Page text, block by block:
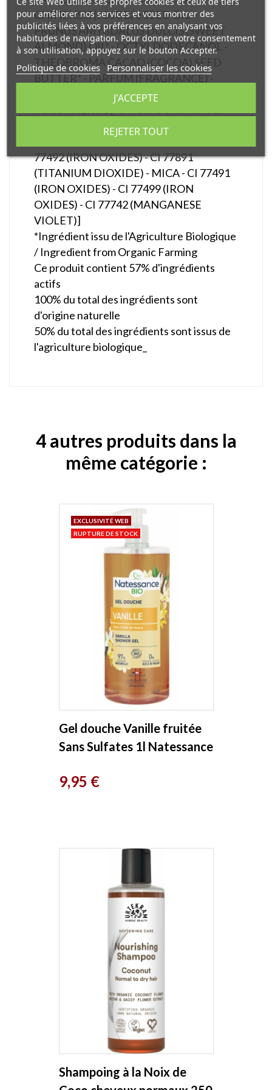
CHINENSIS (JOJOBA) SEED OIL* -
PRUNUS AMYGDALUS DULCIS (SWEET
ALMOND) OIL* - OCTYLDODECANOL -
THEOBROMA CACAO (COCOA) SEED
BUTTER* - PARFUM (FRAGRANCE) -
STEVIA REBAUDIANA EXTRACT -
75470 (CARMINE) - CI 77007
(ULTRAMARINES) - SILICA - KAOLIN - CI
77492 (IRON OXIDES) - CI 77891
(TITANIUM DIOXIDE) - MICA - CI 77491
(IRON OXIDES) - CI 77499 (IRON
OXIDES) - CI 77742 (MANGANESE
VIOLET)]
*Ingrédient issu de l'Agriculture Biologique
/ Ingredient from Organic Farming
Ce produit contient 57% d'ingrédients
actifs
100% du total des ingrédients sont
d'origine naturelle
50% du total des ingrédients sont issus de
l'agriculture biologique_
4 autres produits dans la
même catégorie :
Gel douche Vanille fruitée
Sans Sulfates 1l Natessance
Prix
9,95 €
EXCLUSIVITÉ WEB
RUPTURE DE STOCK
Shampoing à la Noix de
pour améliorer nos services et vous montrer des
publicités liées à vos préférences en analysant vos
habitudes de navigation. Pour donner votre consentement
à son utilisation, appuyez sur le bouton Accepter.
Politique de cookies Personnaliser les cookies
REJETER TOUT
J'ACCEPTE